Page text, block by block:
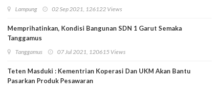
Lampung 02 Sep 2021, 126122 Views
Memprihatinkan, Kondisi Bangunan SDN 1 Garut Semaka
Tanggamus
Tanggamus 07 Jul 2021, 120615 Views
Teten Masduki : Kementrian Koperasi Dan UKM Akan Bantu
Pasarkan Produk Pesawaran